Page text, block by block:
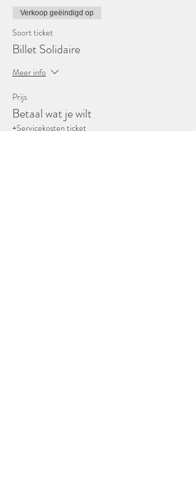
Verkoop geëindigd op
Soort ticket
Billet Solidaire
Meer info
Prijs
Betaal wat je wilt
+Servicekosten ticket